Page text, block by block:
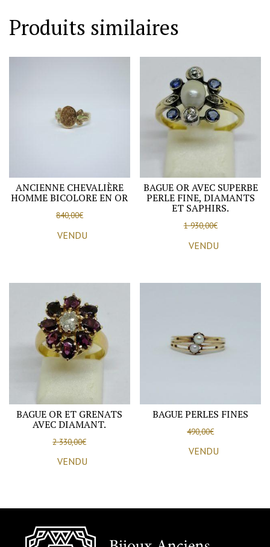
Produits similaires
ANCIENNE CHEVALIÈRE
HOMME BICOLORE EN OR
840,00€
VENDU
BAGUE OR AVEC SUPERBE
PERLE FINE, DIAMANTS
ET SAPHIRS.
1 930,00€
VENDU
BAGUE OR ET GRENATS
AVEC DIAMANT.
2 330,00€
VENDU
BAGUE PERLES FINES
490,00€
VENDU